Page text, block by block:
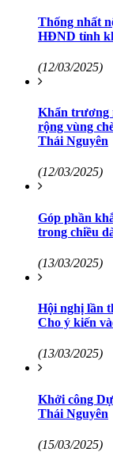
Thống nhất
HĐND tỉnh
(12/03/2025)
Khẩn trương
rộng vùng
Thái Nguyên
(12/03/2025)
Góp phần
trong chiều
(13/03/2025)
Hội nghị lần
Cho ý kiến
(13/03/2025)
Khởi công
Thái Nguyên
(15/03/2025)